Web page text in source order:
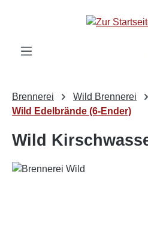
Brennerei
Wild Brennerei
Wild Edelbrände (6-Ender)
Wild